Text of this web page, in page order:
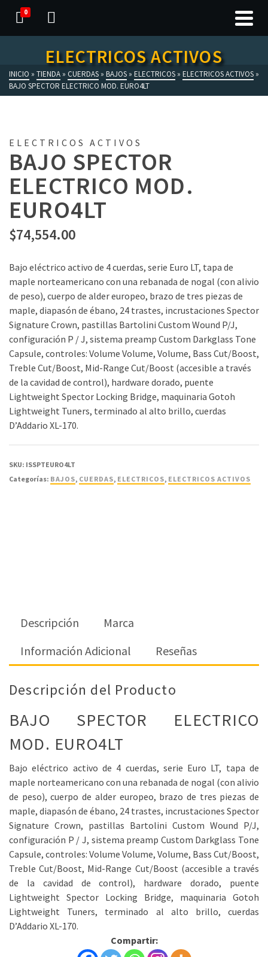
0
ELECTRICOS ACTIVOS
INICIO » TIENDA » CUERDAS » BAJOS » ELECTRICOS » ELECTRICOS ACTIVOS »
BAJO SPECTOR ELECTRICO MOD. EURO4LT
ELECTRICOS ACTIVOS
BAJO SPECTOR
ELECTRICO MOD.
EURO4LT
$74,554.00
Bajo eléctrico activo de 4 cuerdas, serie Euro LT, tapa de
maple norteamericano con una rebanada de nogal (con alivio
de peso), cuerpo de alder europeo, brazo de tres piezas de
maple, diapasón de ébano, 24 trastes, incrustaciones Spector
Signature Crown, pastillas Bartolini Custom Wound P/J,
configuración P / J, sistema preamp Custom Darkglass Tone
Capsule, controles: Volume Volume, Volume, Bass Cut/Boost,
Treble Cut/Boost, Mid-Range Cut/Boost (accesible a través
de la cavidad de control), hardware dorado, puente
Lightweight Spector Locking Bridge, maquinaria Gotoh
Lightweight Tuners, terminado al alto brillo, cuerdas
D’Addario XL-170.
SKU: ISSPTEURO4LT
Categorías: BAJOS, CUERDAS, ELECTRICOS, ELECTRICOS ACTIVOS
Descripción
Marca
Información Adicional
Reseñas
Descripción del Producto
BAJO SPECTOR ELECTRICO
MOD. EURO4LT
Bajo eléctrico activo de 4 cuerdas, serie Euro LT, tapa de
maple norteamericano con una rebanada de nogal (con alivio
de peso), cuerpo de alder europeo, brazo de tres piezas de
maple, diapasón de ébano, 24 trastes, incrustaciones Spector
Signature Crown, pastillas Bartolini Custom Wound P/J,
configuración P / J, sistema preamp Custom Darkglass Tone
Capsule, controles: Volume Volume, Volume, Bass Cut/Boost,
Treble Cut/Boost, Mid-Range Cut/Boost (accesible a través
de la cavidad de control), hardware dorado, puente
Lightweight Spector Locking Bridge, maquinaria Gotoh
Lightweight Tuners, terminado al alto brillo, cuerdas
D’Addario XL-170.
Compartir: